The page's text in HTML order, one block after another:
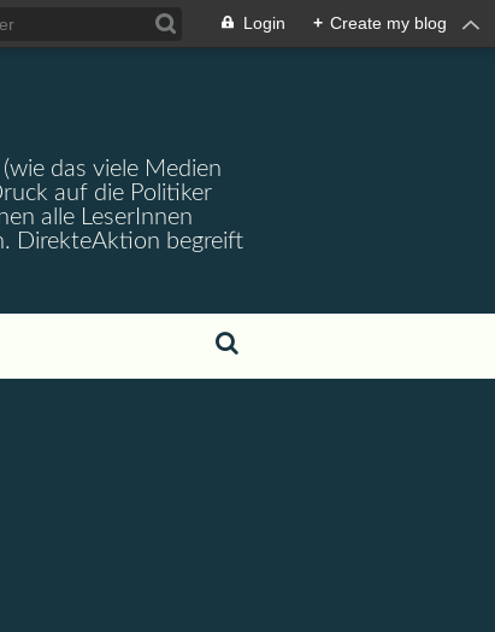
Login + Create my blog
das viele Medien
auf die Politiker
alle LeserInnen
DirekteAktion begreift